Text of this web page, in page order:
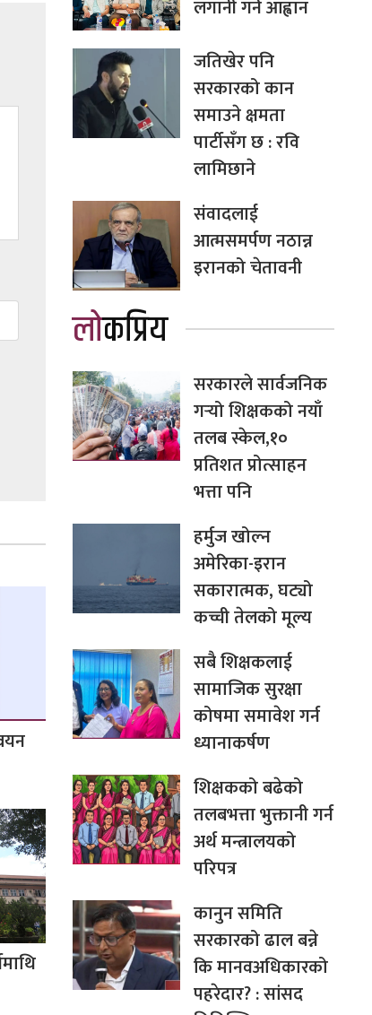
लगानी गर्न आह्वान
जतिखेर पनि
सरकारको कान
समाउने क्षमता
पार्टीसँग छ : रवि
लामिछाने
संवादलाई
आत्मसमर्पण नठान्न
इरानको चेतावनी
लोकप्रिय
सरकारले सार्वजनिक
गर्‍यो शिक्षकको नयाँ
तलब स्केल,१०
प्रतिशत प्रोत्साहन
भत्ता पनि
हर्मुज खोल्न
अमेरिका-इरान
सकारात्मक, घट्यो
कच्ची तेलको मूल्य
सबै शिक्षकलाई
सामाजिक सुरक्षा
कोषमा समावेश गर्न
ध्यानाकर्षण
शिक्षकको बढेको
तलबभत्ता भुक्तानी गर्न
अर्थ मन्त्रालयको
परिपत्र
कानुन समिति
सरकारको ढाल बन्ने
कि मानवअधिकारको
पहरेदार? : सांसद